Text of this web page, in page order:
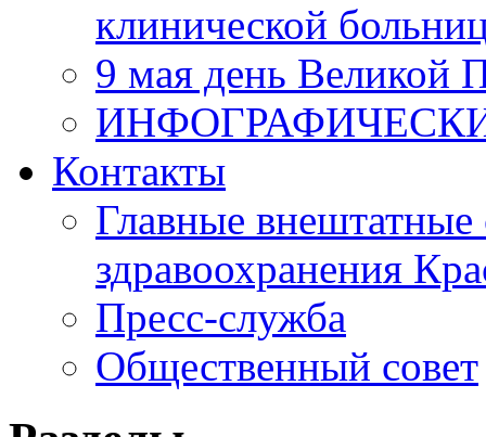
клинической
9 мая день Великой
Контакты
Главные внештатные
здравоохранения
Пресс-служба
Общественный совет